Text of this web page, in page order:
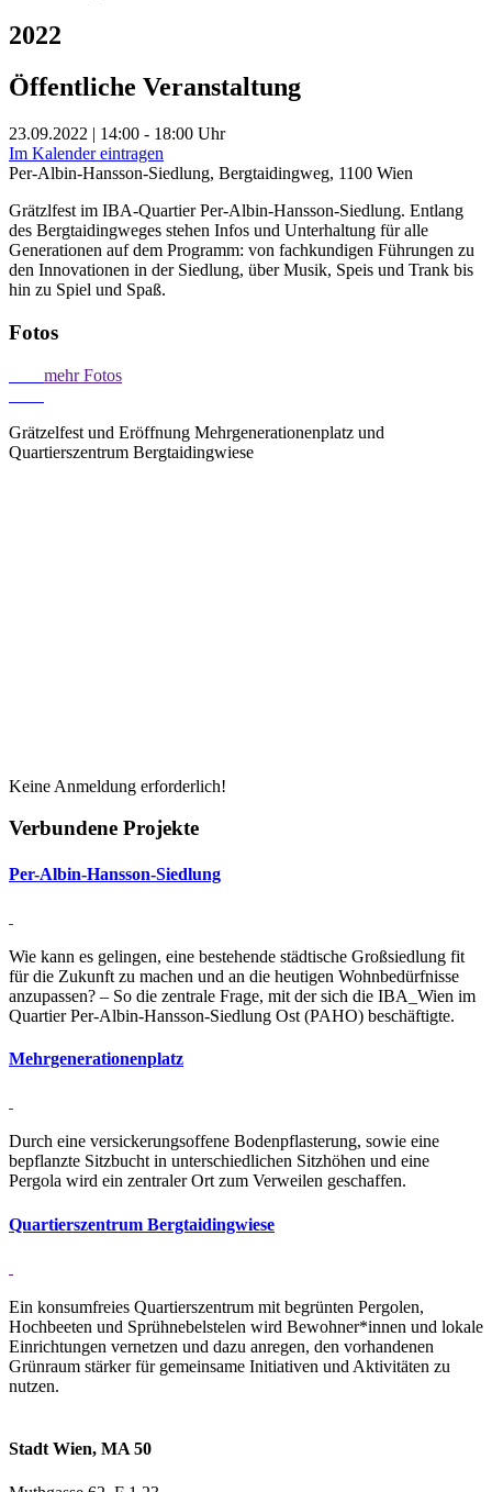
2022
Öffentliche Veranstaltung
23.09.2022 | 14:00 - 18:00 Uhr
Im Kalender eintragen
Per-Albin-Hansson-Siedlung, Bergtaidingweg, 1100 Wien
Grätzlfest im IBA-Quartier Per-Albin-Hansson-Siedlung. Entlang
des Bergtaidingweges stehen Infos und Unterhaltung für alle
Generationen auf dem Programm: von fachkundigen Führungen zu
den Innovationen in der Siedlung, über Musik, Speis und Trank bis
hin zu Spiel und Spaß.
Fotos
mehr Fotos
Grätzelfest und Eröffnung Mehrgenerationenplatz und
Quartierszentrum Bergtaidingwiese
Keine Anmeldung erforderlich!
Verbundene Projekte
Per-Albin-Hansson-Sied­lung
Wie kann es gelingen, eine bestehende städtische Großsiedlung fit
für die Zukunft zu machen und an die heutigen Wohnbedürfnisse
anzupassen? – So die zentrale Frage, mit der sich die IBA_Wien im
Quartier Per-Albin-Hansson-Siedlung Ost (PAHO) beschäftigte.
Mehr­ge­ne­ra­ti­o­nen­platz
Durch eine versickerungsoffene Bodenpflasterung, sowie eine
bepflanzte Sitzbucht in unterschiedlichen Sitzhöhen und eine
Pergola wird ein zentraler Ort zum Verweilen geschaffen.
Quar­tiers­zen­trum Berg­tai­ding­wiese
Ein konsumfreies Quartierszentrum mit begrünten Pergolen,
Hochbeeten und Sprühnebelstelen wird Bewohner*innen und lokale
Einrichtungen vernetzen und dazu anregen, den vorhandenen
Grünraum stärker für gemeinsame Initiativen und Aktivitäten zu
nutzen.
Stadt Wien, MA 50